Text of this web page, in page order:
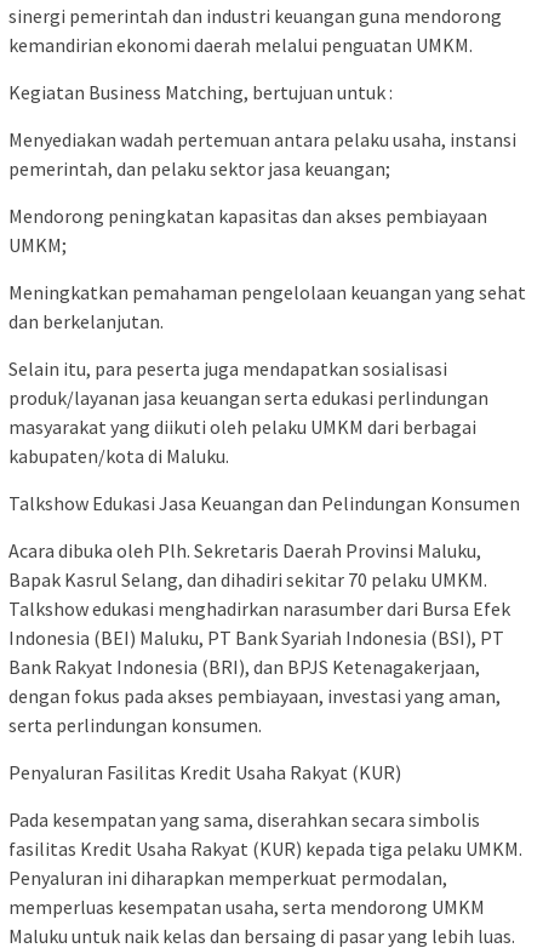
sinergi pemerintah dan industri keuangan guna mendorong
kemandirian ekonomi daerah melalui penguatan UMKM.
Kegiatan Business Matching, bertujuan untuk :
Menyediakan wadah pertemuan antara pelaku usaha, instansi
pemerintah, dan pelaku sektor jasa keuangan;
Mendorong peningkatan kapasitas dan akses pembiayaan
UMKM;
Meningkatkan pemahaman pengelolaan keuangan yang sehat
dan berkelanjutan.
Selain itu, para peserta juga mendapatkan sosialisasi
produk/layanan jasa keuangan serta edukasi perlindungan
masyarakat yang diikuti oleh pelaku UMKM dari berbagai
kabupaten/kota di Maluku.
Talkshow Edukasi Jasa Keuangan dan Pelindungan Konsumen
Acara dibuka oleh Plh. Sekretaris Daerah Provinsi Maluku,
Bapak Kasrul Selang, dan dihadiri sekitar 70 pelaku UMKM.
Talkshow edukasi menghadirkan narasumber dari Bursa Efek
Indonesia (BEI) Maluku, PT Bank Syariah Indonesia (BSI), PT
Bank Rakyat Indonesia (BRI), dan BPJS Ketenagakerjaan,
dengan fokus pada akses pembiayaan, investasi yang aman,
serta perlindungan konsumen.
Penyaluran Fasilitas Kredit Usaha Rakyat (KUR)
Pada kesempatan yang sama, diserahkan secara simbolis
fasilitas Kredit Usaha Rakyat (KUR) kepada tiga pelaku UMKM.
Penyaluran ini diharapkan memperkuat permodalan,
memperluas kesempatan usaha, serta mendorong UMKM
Maluku untuk naik kelas dan bersaing di pasar yang lebih luas.